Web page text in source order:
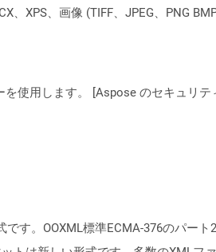
XPS、画像 (TIFF、JPEG、PNG
使用します。 [Aspose のセキュリテ
す。OOXML標準ECMA-376のパート